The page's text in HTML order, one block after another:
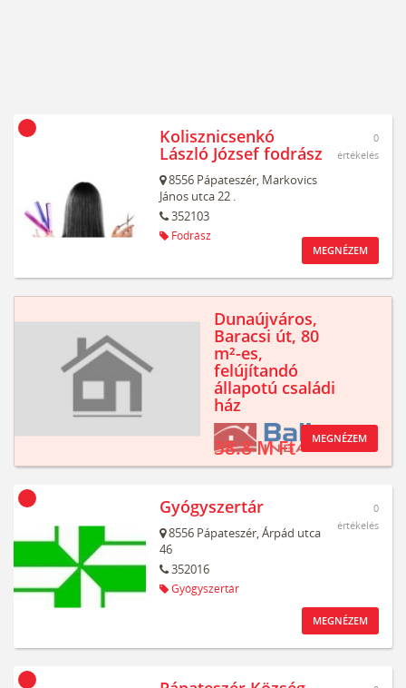
Kolisznicsenkó
László József fodrász
8556 Pápateszér, Markovics
János utca 22 .
352103
Fodrász
0
értékelés
MEGNÉZEM
Dunaújváros,
Baracsi út, 80
m²-es,
felújítandó
állapotú családi
ház
38.8 M Ft MEGNÉZEM
Gyógyszertár
8556 Pápateszér,Árpád utca
46
352016
Gyógyszertár
0
értékelés
MEGNÉZEM